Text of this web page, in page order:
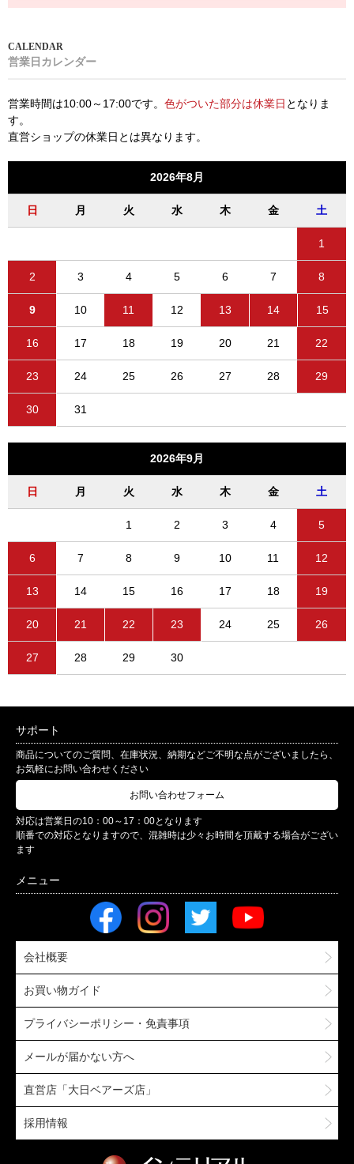
営業日カレンダー
営業時間は10:00～17:00です。 色がついた部分は休業日 となりま
す。
直営ショップの休業日とは異なります。
2026年8月
日 月 火 水 木 金 土
1
2 3 4 5 6 7 8
9 10 11 12 13 14 15
16 17 18 19 20 21 22
23 24 25 26 27 28 29
30 31
2026年9月
日 月 火 水 木 金 土
1 2 3 4 5
6 7 8 9 10 11 12
13 14 15 16 17 18 19
20 21 22 23 24 25 26
27 28 29 30
サポート
商品についてのご質問、在庫状況、納期などご不明な点がございましたら、
お気軽にお問い合わせください
お問い合わせフォーム
対応は営業日の10：00～17：00となります
順番での対応となりますので、混雑時は少々お時間を頂戴する場合がござい
ます
会社概要
お買い物ガイド
プライバシーポリシー・免責事項
メールが届かない方へ
直営店「大日ベアーズ店」
採用情報